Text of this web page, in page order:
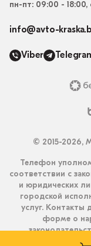
пн-пт: 09:00 - 18:00,
info@avto-
Viber
© 2015-2026,
Телефон
соответствии с
и юридических
городской
услуг. Контакты
форме о
получения